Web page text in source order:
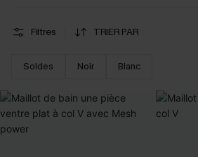
Filtres TRIER PAR
Soldes Noir Blanc